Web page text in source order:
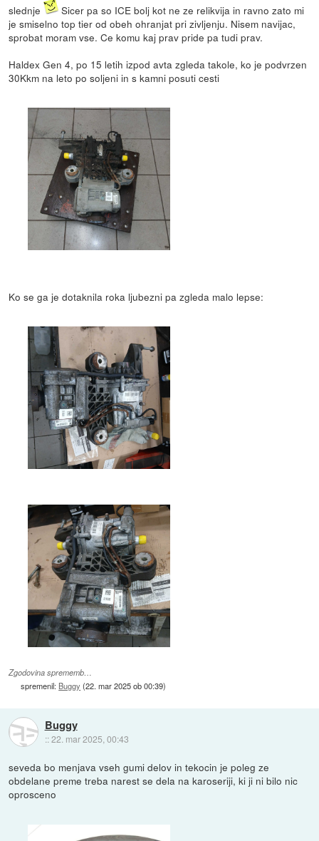
slednje
Sicer pa so ICE bolj kot ne ze relikvija in ravno zato mi
je smiselno top tier od obeh ohranjat pri zivljenju. Nisem navijac,
sprobat moram vse. Ce komu kaj prav pride pa tudi prav.
Haldex Gen 4, po 15 letih izpod avta zgleda takole, ko je podvrzen
30Kkm na leto po soljeni in s kamni posuti cesti
Ko se ga je dotaknila roka ljubezni pa zgleda malo lepse:
Zgodovina sprememb…
spremenil: Buggy (22. mar 2025 ob 00:39)
Buggy
::22. mar 2025, 00:43
seveda bo menjava vseh gumi delov in tekocin je poleg ze
obdelane preme treba narest se dela na karoseriji, ki ji ni bilo nic
oprosceno